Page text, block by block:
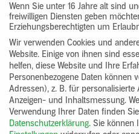
625,00 €
Gruppenprodukt
Wenn Sie unter 16 Jahre alt sind
freiwilligen Diensten geben
Erziehungsberechtigten um
Wir verwenden Cookies und
Website. Einige von ihnen sind
helfen, diese Website und Ihre
Personenbezogene Daten können
Adressen), z. B. für personalisierte
Anzeigen- und Inhaltsmessung.
Verwendung Ihrer Daten finden
Datenschutzerklärung. Sie können